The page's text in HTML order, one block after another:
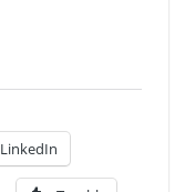
LinkedIn